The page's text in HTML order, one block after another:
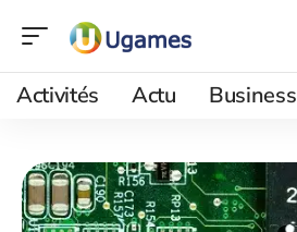
Activités Actu Business